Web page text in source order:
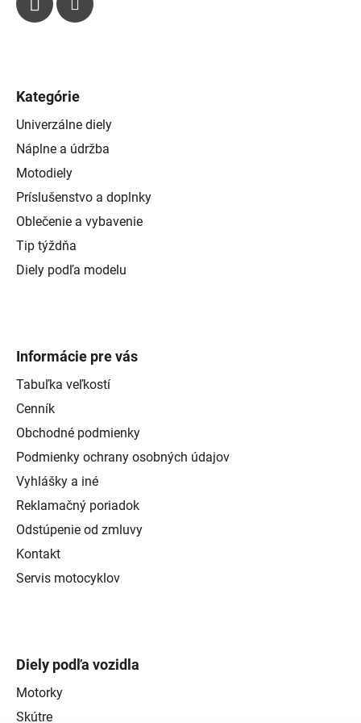
Kategórie
Univerzálne diely
Náplne a údržba
Motodiely
Príslušenstvo a doplnky
Oblečenie a vybavenie
Tip týždňa
Diely podľa modelu
Informácie pre vás
Tabuľka veľkostí
Cenník
Obchodné podmienky
Podmienky ochrany osobných údajov
Vyhlášky a iné
Reklamačný poriadok
Odstúpenie od zmluvy
Kontakt
Servis motocyklov
Diely podľa vozidla
Motorky
Skútre